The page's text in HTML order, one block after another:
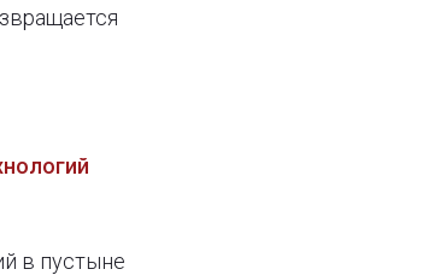
в пустыне